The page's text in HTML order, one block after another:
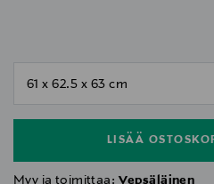
LISÄÄ
Myy ja toimittaa: Vepsäläinen